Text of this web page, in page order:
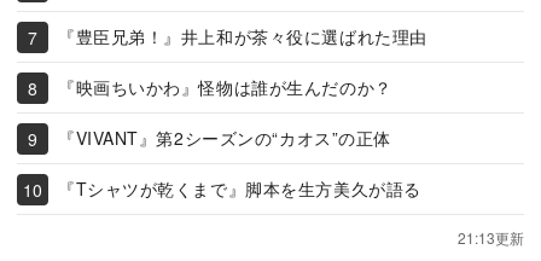
『豊臣兄弟！』井上和が茶々役に選ばれた理由
『映画ちいかわ』怪物は誰が生んだのか？
『VIVANT』第2シーズンの“カオス”の正体
『Tシャツが乾くまで』脚本を生方美久が語る
21:13更新